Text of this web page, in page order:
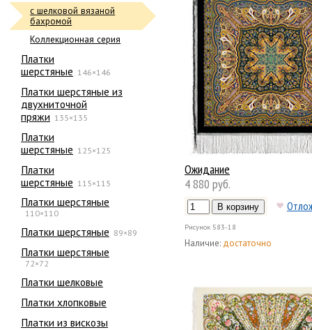
с шелковой вязаной
бахромой
Коллекционная серия
Платки
шерстяные 146×146
Платки шерстяные из
двухниточной
пряжи 135×135
Платки
шерстяные 125×125
Платки
шерстяные 115×115
Платки шерстяные
110×110
Платки шерстяные 89×89
Платки шерстяные
72×72
Платки шелковые
Платки хлопковые
Платки из вискозы
Ожидание
4 880 руб.
Рисунок 583-18
Наличие: достаточно